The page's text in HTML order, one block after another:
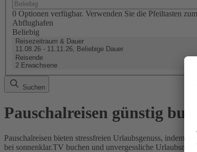
0 Optionen verfügbar. Verwenden Sie die Pfeiltasten
Abflughafen
Beliebig
Reisezeitraum & Dauer
11.08.26 - 11.11.26, Beliebige Dauer
Reisende
2 Erwachsene
Suchen
Pauschalreisen günstig
Pauschalreisen bieten stressfreien Urlaubsgenuss, indem
bei sonnenklar.TV buchen und unvergessliche